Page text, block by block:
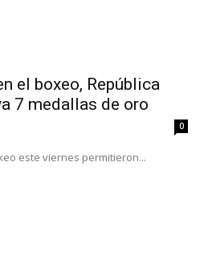
el boxeo, República
7 medallas de oro
0
este viernes permitieron...